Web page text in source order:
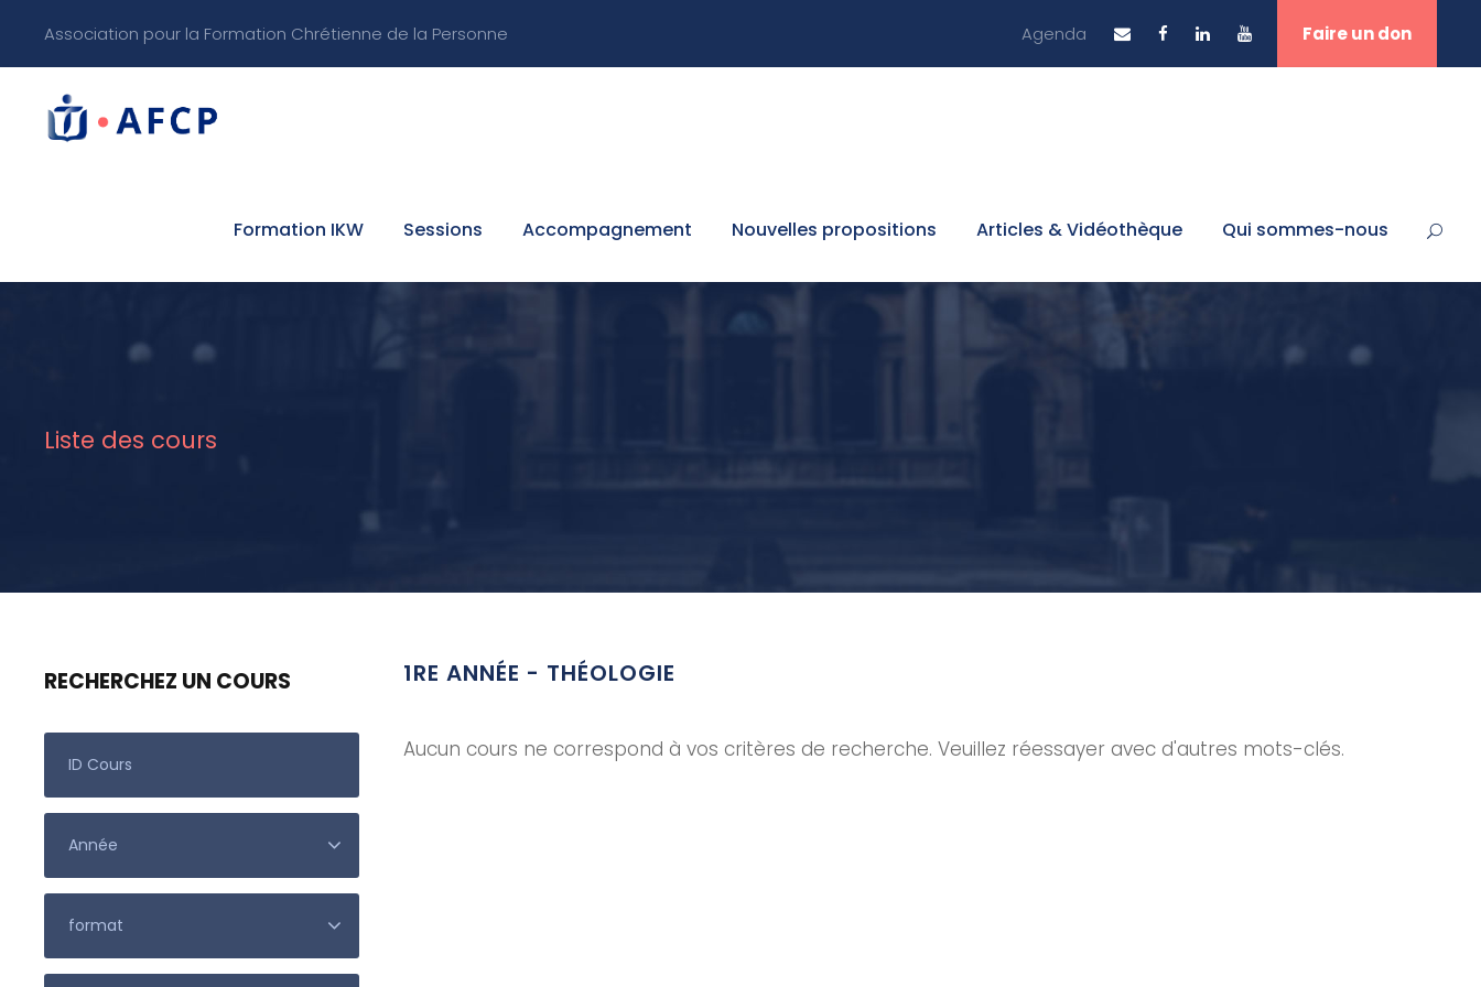
Association pour la Formation Chrétienne de la Personne Agenda Faire un don
Formation IKW Sessions Accompagnement Nouvelles propositions Articles & Vidéothèque Qui sommes-nous
Liste des cours
RECHERCHEZ UN COURS 1RE ANNÉE - THÉOLOGIE
Aucun cours ne correspond à vos critères de recherche. Veuillez réessayer avec d'autres mots-clés.